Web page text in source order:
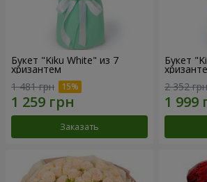
Букет "Kiku White" из 7
хризантем
1 481 грн
Заказать
Букет
2 352 грн